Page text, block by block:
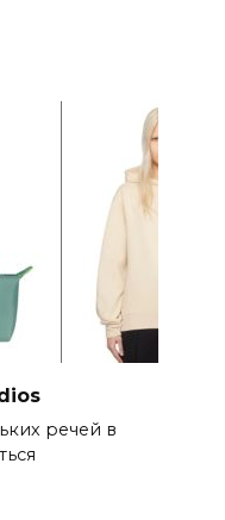
речей в